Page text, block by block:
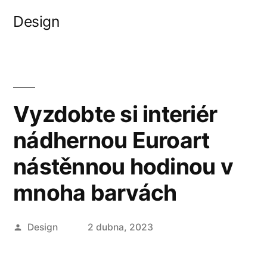
Design
Vyzdobte si interiér
nádhernou Euroart
nástěnnou hodinou v
mnoha barvách
Autor
Design 2 dubna, 2023